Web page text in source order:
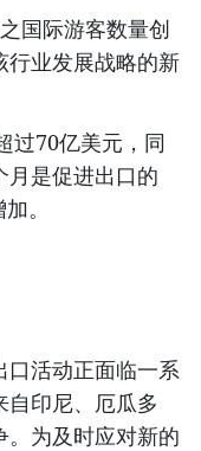
国际游客数量创
行业发展战略的新
过70亿美元，同
月是促进出口的
。
口活动正面临一系
印尼、厄瓜多
。为及时应对新的